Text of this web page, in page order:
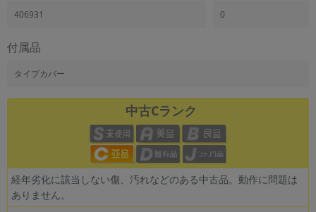
406931 0
付属品
タイプカバー
中古Cランク
経年劣化に該当しない傷、汚れなどのある中古品。動作に問題は
ありません。
機能・特徴
ドライブ
「新品」「未使用」「中古」など
CPUの絞り込み
OS